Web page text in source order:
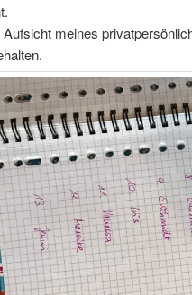
Aufsicht meines